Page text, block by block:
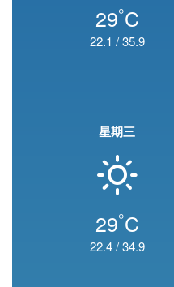
29°C
22.1 /35.9
星期三
29°C
22.4/34.9